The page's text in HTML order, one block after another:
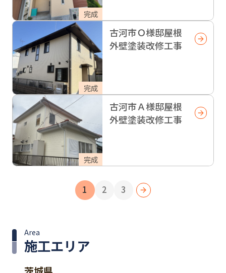
完成
完成
古河市Ｏ様邸屋根
外壁塗装改修工事
完成
古河市Ａ様邸屋根
外壁塗装改修工事
1 2 3
施工エリア
Area